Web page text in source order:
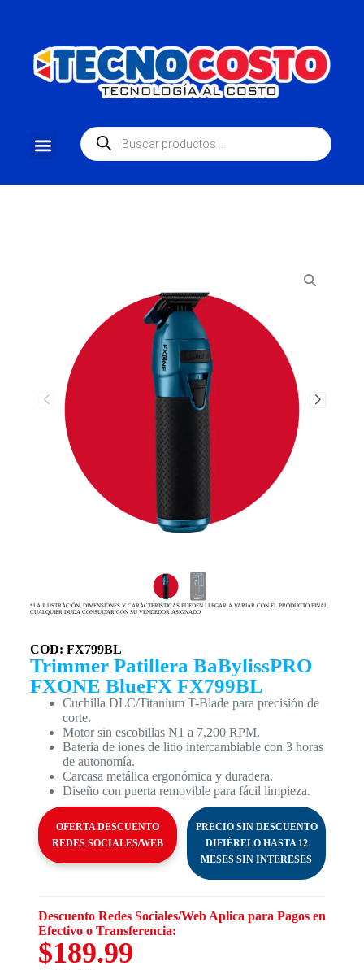
*LA ILUSTRACIÓN, DIMENSIONES Y CARACTERISTICAS PUEDEN LLEGAR A VARIAR CON EL PRODUCTO FINAL,
CUALQUIER DUDA CONSULTAR CON SU VENDEDOR ASIGNADO
COD: FX799BL
Trimmer Patillera BaBylissPRO
FXONE BlueFX FX799BL
Cuchilla DLC/Titanium T-Blade para precisión de
corte.
Motor sin escobillas N1 a 7,200 RPM.
Batería de iones de litio intercambiable con 3 horas
de autonomía.
Carcasa metálica ergonómica y duradera.
Diseño con puerta removible para fácil limpieza.
OFERTA DESCUENTO
REDES SOCIALES/WEB
PRECIO SIN DESCUENTO
DIFIÉRELO HASTA 12
MESES SIN INTERESES
Descuento Redes Sociales/Web Aplica para Pagos en
Efectivo o Transferencia:
$189.99